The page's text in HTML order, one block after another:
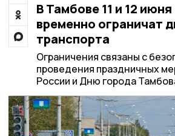
В Тамбове 11 и 12 июня
временно ограничат
транспорта
Ограничения связаны с
проведения праздничных
России и Дню города